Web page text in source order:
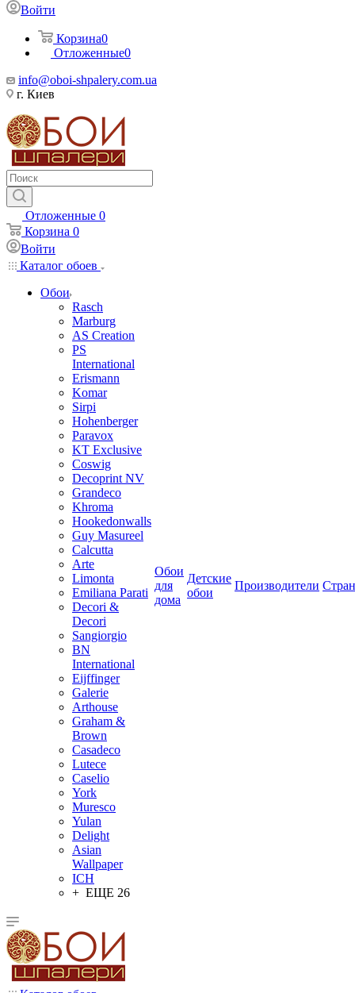
Войти
Корзина0
Отложенные0
info@oboi-shpalery.com.ua
г. Киев
Отложенные 0
Корзина 0
Войти
Каталог обоев
Обои
Rasch
Marburg
AS Creation
PS
International
Erismann
Komar
Sirpi
Hohenberger
Paravox
KT Exclusive
Coswig
Decoprint NV
Grandeco
Khroma
Hookedonwalls
Guy Masureel
Calcutta
Arte
Limonta
Emiliana Parati
Decori &
Decori
Sangiorgio
BN
International
Eijffinger
Galerie
Arthouse
Graham &
Brown
Casadeco
Lutece
Caselio
York
Muresco
Yulan
Delight
Asian
Wallpaper
ICH
+ ЕЩЕ 26
Обои
для
дома
Детские
обои
Производители